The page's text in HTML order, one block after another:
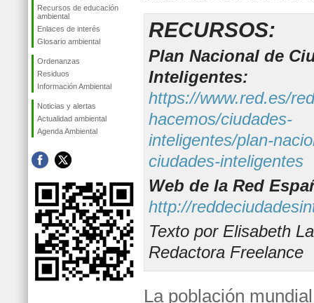
Recursos de educación
ambiental
Enlaces de interés
Glosario ambiental
Ordenanzas
Residuos
Información Ambiental
Noticias y alertas
Actualidad ambiental
Agenda Ambiental
RECURSOS:
Plan Nacional de
Inteligentes:
https://www.red.es/
hacemos/ciudades-
inteligentes/plan-
ciudades-inteligentes
Web de la Red
http://
Texto por Elisabeth
Redactora Freelance
La población